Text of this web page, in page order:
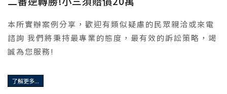
本所實辦案例分享，歡迎有類似疑慮的民眾親洽或來電
諮詢 我們將秉持最專業的態度，最有效的訴訟策略，竭
誠為您服務!
了解更多...